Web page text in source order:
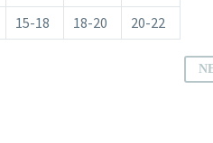
15-18 18-20 20-22